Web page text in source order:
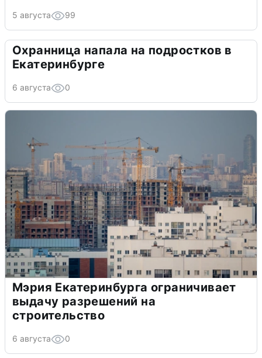
5 августа 99
Охранница напала на подростков в
Екатеринбурге
6 августа 0
Мэрия Екатеринбурга ограничивает
выдачу разрешений на
строительство
6 августа 0